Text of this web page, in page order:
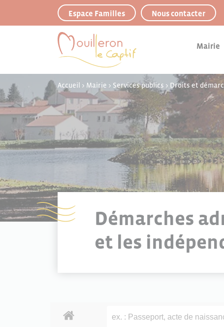
Espace Familles Nous contacter
Mairie
Accueil > Mairie > Services publics > Droits et
Démarches
et les
Panneau de gestion des cookies